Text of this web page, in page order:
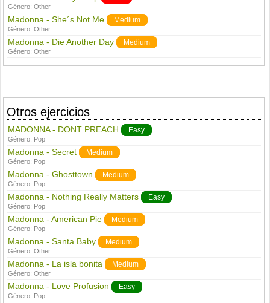
Género:Other
Madonna - She´s Not Me Medium
Género:Other
Madonna - Die Another Day Medium
Género:Other
Otros ejercicios
MADONNA - DONT PREACH Easy
Género: Pop
Madonna - Secret Medium
Género: Pop
Madonna - Ghosttown Medium
Género: Pop
Madonna - Nothing Really Matters Easy
Género: Pop
Madonna - American Pie Medium
Género: Pop
Madonna - Santa Baby Medium
Género:Other
Madonna - La isla bonita Medium
Género:Other
Madonna - Love Profusion Easy
Género: Pop